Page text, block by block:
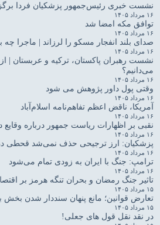
نشست خبری رئیس‌جمهور پزشکیان فردا
۱۶ مرداد ۱۴۰۵
توافق مکه امضا شد
۱۶ مرداد ۱۴۰۵
صدای بلند انفجار مسکو را لرزاند | ماجرا چه
۱۶ مرداد ۱۴۰۵
نشست رهبران پاکستان، ترکیه و عربستان |
می‌دانیم؟
۱۶ مرداد ۱۴۰۵
وقتی پول داور پژوهش می شود
۱۶ مرداد ۱۴۰۵
آمریکا، ناقض اعظم تفاهم‌نامه اسلام‌آباد
۱۶ مرداد ۱۴۰۵
نقبی بر اظهارات ریاست جمهور درباره وقایع
۱۶ مرداد ۱۴۰۵
پزشکیان: ارز ترجیحی حذف نمی‌شد قحطی
۱۶ مرداد ۱۴۰۵
ترامپ: جنگ با ایران به زودی تمام می‌شود
۱۶ مرداد ۱۴۰۵
تاثیر جنگ رمضان و بحران تنگه هرمز بر
۱۵ مرداد ۱۴۰۵
تعارض قوانین؛ مانع پنهان سنددار شدن بخش
۱۵ مرداد ۱۴۰۵
در نقد نقل قول های جعلی!